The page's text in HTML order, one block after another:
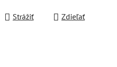
Strážiť Zdieľať